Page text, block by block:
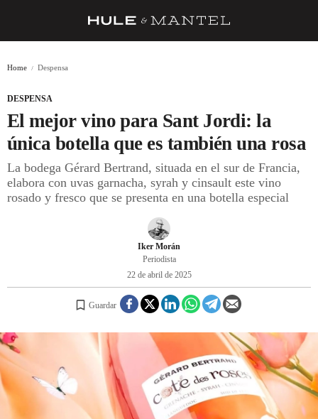
BARRAS Y ESTRELLAS
DÓNDE COMER
ÍDOLOS DE MESAS
REGISTRO
INICIAR SESIÓN
Home Despensa
DESPENSA
El mejor vino para Sant Jordi: la
única botella que es también una rosa
La bodega Gérard Bertrand, situada en el sur de Francia,
elabora con uvas garnacha, syrah y cinsault este vino
rosado y fresco que se presenta en una botella especial
Iker Morán
Periodista
22 de abril de 2025
Guardar